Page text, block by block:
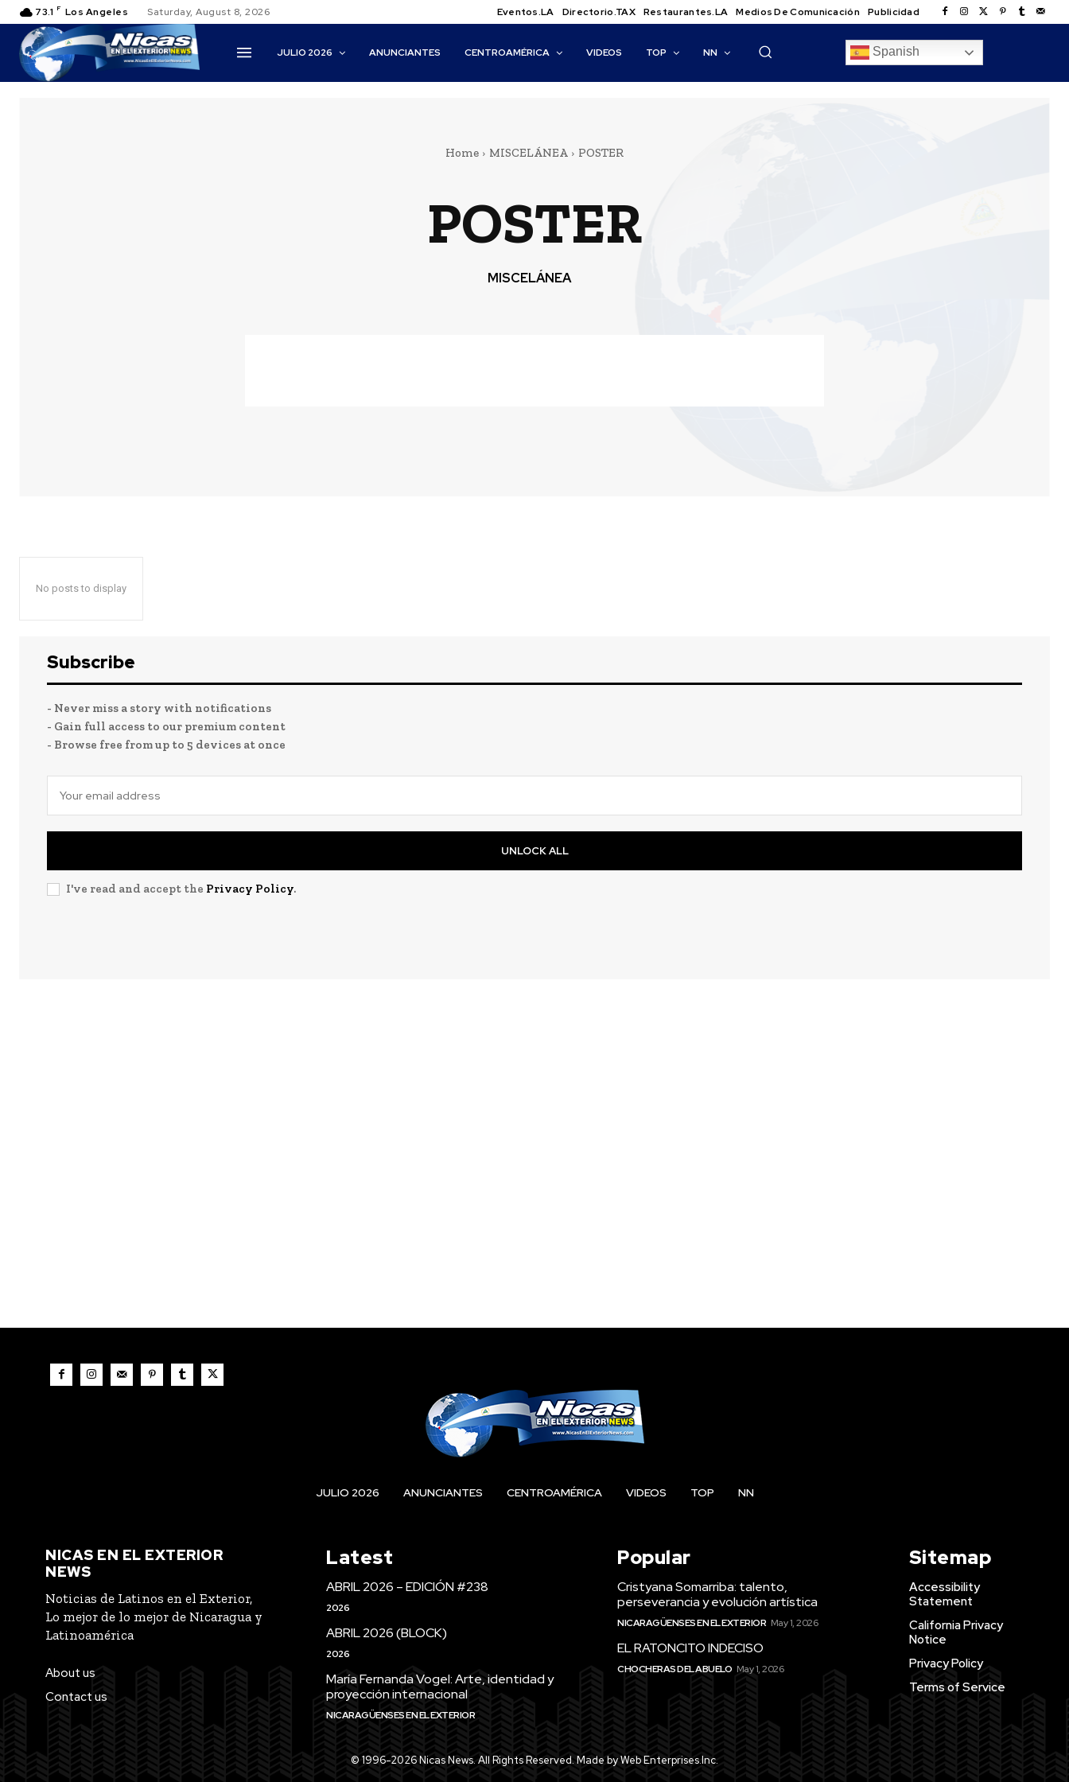
73.1 F Los Angeles Saturday, August 8, 2026 Eventos.LA Directorio.TAX Restaurantes.LA Medios De Comunicación Publicidad
JULIO 2026 ANUNCIANTES CENTROAMÉRICA VIDEOS TOP NN
Home MISCELÁNEA POSTER
POSTER
MISCELÁNEA
No posts to display
Subscribe
- Never miss a story with notifications
- Gain full access to our premium content
- Browse free from up to 5 devices at once
UNLOCK ALL
I've read and accept the Privacy Policy.
JULIO 2026 ANUNCIANTES CENTROAMÉRICA VIDEOS TOP NN
NICAS EN EL EXTERIOR
NEWS
Noticias de Latinos en el Exterior,
Lo mejor de lo mejor de Nicaragua y
Latinoamérica
About us
Contact us
Latest
ABRIL 2026 – EDICIÓN #238
2026
ABRIL 2026 (BLOCK)
2026
María Fernanda Vogel: Arte, identidad y
proyección internacional
NICARAGÜENSES EN EL EXTERIOR
Popular
Cristyana Somarriba: talento,
perseverancia y evolución artística
NICARAGÜENSES EN EL EXTERIOR May 1, 2026
EL RATONCITO INDECISO
CHOCHERAS DEL ABUELO May 1, 2026
Sitemap
Accessibility
Statement
California Privacy
Notice
Privacy Policy
Terms of Service
© 1996-2026 Nicas News. All Rights Reserved. Made by Web Enterprises.Inc.
Spanish